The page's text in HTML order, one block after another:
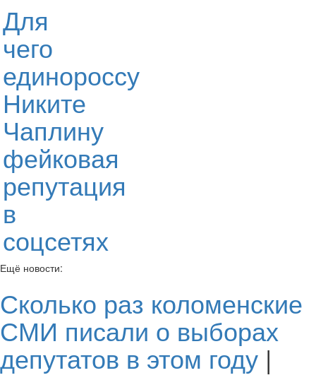
Для
чего
единороссу
Никите
Чаплину
фейковая
репутация
в
соцсетях
Ещё новости:
Сколько раз коломенские
СМИ писали о выборах
депутатов в этом году |